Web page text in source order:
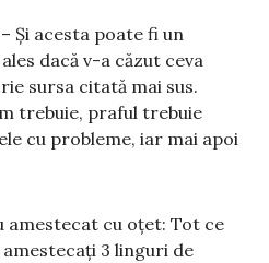
Și acesta poate fi un
dacă v-a căzut ceva
sursa citată mai sus.
trebuie, praful trebuie
cu probleme, iar mai apoi
amestecat cu oțet: Tot ce
3 linguri de